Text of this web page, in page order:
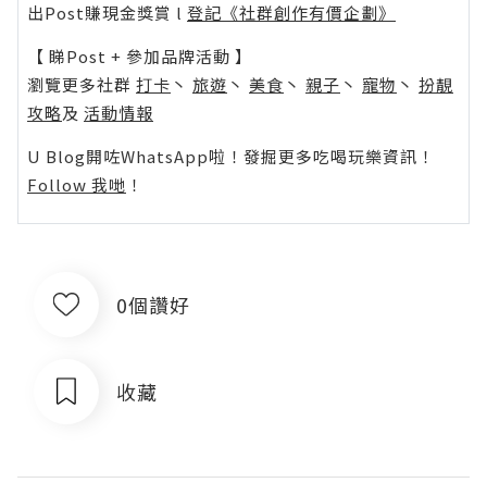
出Post賺現金獎賞 l 登記《社群創作有價企劃》
【 睇Post + 參加品牌活動 】
瀏覽更多社群 打卡 丶 旅遊 丶 美食 丶 親子 丶 寵物 丶 扮靚
攻略及 活動情報
U Blog開咗WhatsApp啦！發掘更多吃喝玩樂資訊！
Follow 我哋 ！
0個讚好
收藏